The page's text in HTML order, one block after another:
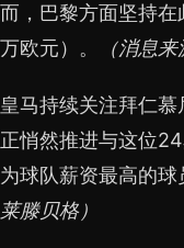
而，巴黎方面坚持
万欧元）。
（消息
皇马持续关注拜仁慕
正悄然推进与这位
为球队薪资最高的球
莱滕贝格）